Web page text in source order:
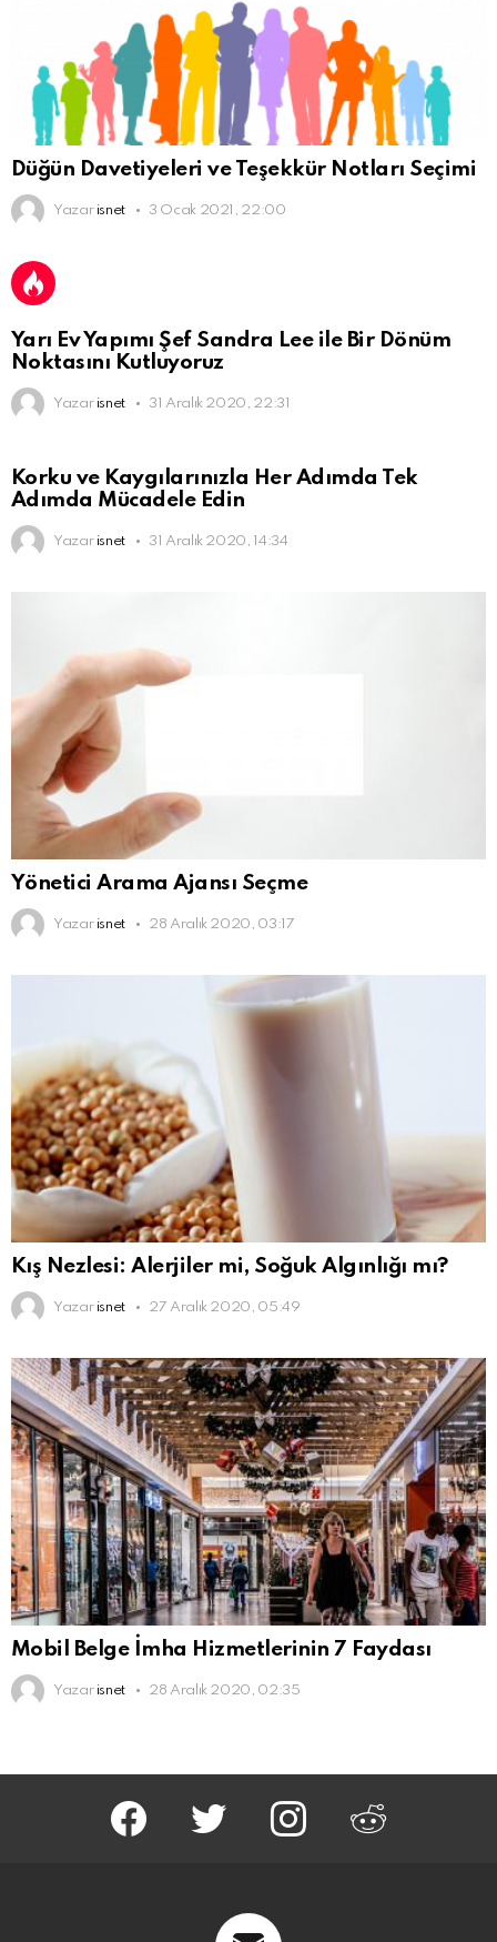
Düğün Davetiyeleri ve Teşekkür Notları Seçimi
Yazar isnet 3 Ocak 2021, 22:00
Yarı Ev Yapımı Şef Sandra Lee ile Bir Dönüm
Noktasını Kutluyoruz
Yazar isnet 31 Aralık 2020, 22:31
Korku ve Kaygılarınızla Her Adımda Tek
Adımda Mücadele Edin
Yazar isnet 31 Aralık 2020, 14:34
Yönetici Arama Ajansı Seçme
Yazar isnet 28 Aralık 2020, 03:17
Kış Nezlesi: Alerjiler mi, Soğuk Algınlığı mı?
Yazar isnet 27 Aralık 2020, 05:49
Mobil Belge İmha Hizmetlerinin 7 Faydası
Yazar isnet 28 Aralık 2020, 02:35
facebook twitter instagram reddit